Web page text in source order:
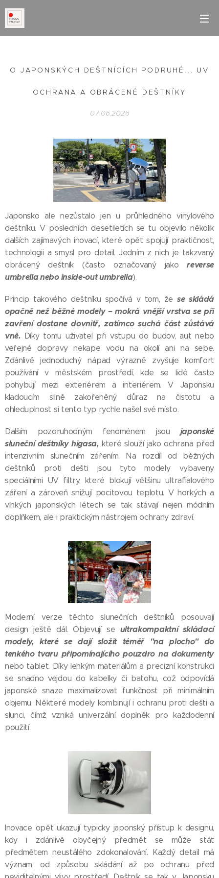
O JAPONSKÝCH DEŠTNÍCÍCH PODRUHÉ... UV
OCHRANA A OBRÁCENÉ DEŠTNÍKY
07.06.2026
Japonsko ale nezůstalo jen u průhledného vinylového
deštníku. V posledních desetiletích se tu objevilo několik
dalších zajímavých inovací, které opět spojují praktičnost,
technologii a smysl pro detail. Jedním z nich je takzvaný
obrácený deštník (často označovaný jakoreverse
umbrella nebo inside-out umbrella).
Princip takového deštníku spočívá v tom, žese skládá
opačně než běžné modely – mokrá vnější vrstva se při
zavření dostane dovnitř, zatímco suchá část zůstává
vně. Díky tomu uživatel při vstupu do budov, aut nebo
veřejné dopravy nekape vodu na okolí ani na sebe.
Zdánlivě jednoduchý nápad výrazně zvyšuje komfort
používání v městském prostředí, kde se lidé často
pohybují mezi exteriérem a interiérem. V Japonsku
kladoucím silně zakořeněný důraz na čistotu a
ohleduplnost si tento typ rychle našel své místo.
Dalším pozoruhodným fenoménem jsou japonské
sluneční deštníky higasa, které slouží jako ochrana před
intenzivním slunečním zářením. Na rozdíl od běžných
deštníků proti dešti jsou tyto modely vybaveny
speciálními UV filtry, které blokují většinu ultrafialového
záření a zároveň snižují pocitovou teplotu. V horkých a
vlhkých japonských létech se tak stávají nejen módním
doplňkem, ale i praktickým nástrojem ochrany zdraví.
Moderní verze těchto slunečních deštníků posouvají
design ještě dál. Objevují se ultrakompaktní skládací
modely, které se dají složit téměř "na plocho" do
tenkého tvaru připomínajícího pouzdro na dokumenty
nebo tablet. Díky lehkým materiálům a precizní konstrukci
se snadno vejdou do kabelky či batohu, což odpovídá
japonské snaze maximalizovat funkčnost při minimálním
objemu. Některé modely kombinují i ochranu proti dešti a
slunci, čímž vzniká univerzální doplněk pro každodenní
použití.
Inovace opět ukazují typicky japonský přístup k designu,
kdy i zdánlivě obyčejný předmět se může stát
předmětem neustálého zdokonalování. Každý detail má
význam, od způsobu skládání až po ochranu před